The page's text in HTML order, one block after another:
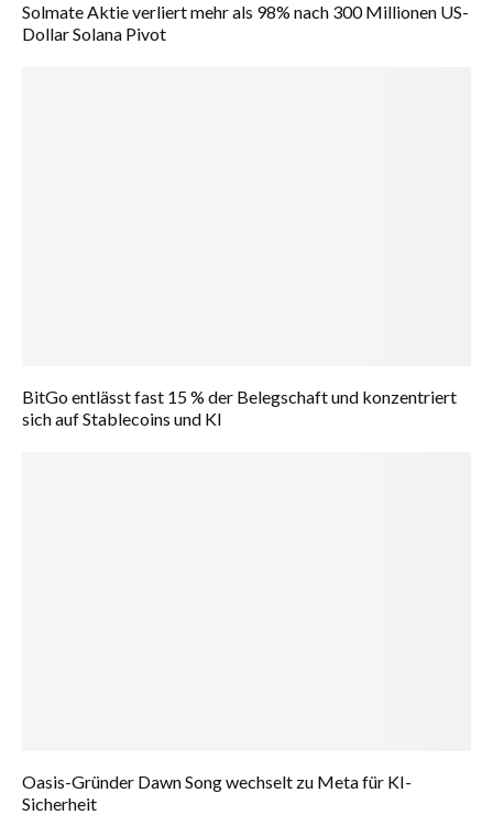
Solmate Aktie verliert mehr als 98% nach 300 Millionen US-
Dollar Solana Pivot
BitGo entlässt fast 15 % der Belegschaft und konzentriert
sich auf Stablecoins und KI
Oasis-Gründer Dawn Song wechselt zu Meta für KI-
Sicherheit